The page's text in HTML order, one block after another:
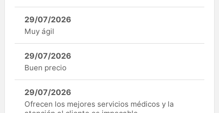
29/07/2026
Muy ágil
29/07/2026
Buen precio
29/07/2026
Ofrecen los mejores servicios médicos y la